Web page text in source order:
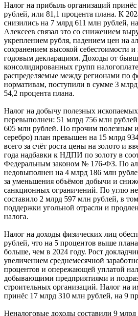
Налог на прибыль организаций
рублей, или 81,1 процента плана. К
снизились на 7 млрд 611 млн рублей,
Алексеев связал это со снижением
укреплением рубля, падением цен на
сохранением высокой себестоимости и
годовым декларациям. Доходы от
консолидированных групп
распределяемые между регионами по
нормативам, поступили в сумме 3
54,2 процента плана.
Налог на добычу полезных
перевыполнен: 51 млрд 756 млн
605 млн рублей. По прочим полезным
серебро) план превышен на 15 млрд
всего за счёт роста цены на золото и
года надбавки к НДПИ по золоту в
Федеральным законом № 176-ФЗ. По
недовыполнен на 4 млрд 186 млн
за уменьшения объёмов добычи и
санкционных ограничений. По углю
составило 2 млрд 597 млн рублей, в
поддержки угольной отрасли и
налога.
Налог на доходы физических лиц
рублей, что на 5 процентов выше
больше, чем в 2024 году. Рост
увеличением среднемесячной
процентов и опережающей уплатой
добывающими предприятиями и
строительных организаций. Налог на
принёс 17 млрд 310 млн рублей, на 9
Неналоговые доходы составили 9